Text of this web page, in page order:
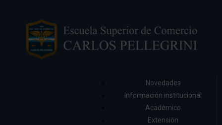
Novedades
Información institucional
Académico
Extensión